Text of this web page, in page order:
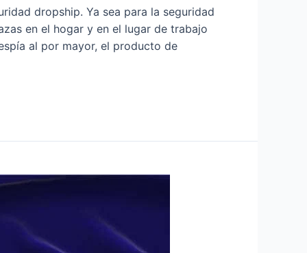
dropship. Ya sea para la seguridad
en el hogar y en el lugar de trabajo
al por mayor, el producto de